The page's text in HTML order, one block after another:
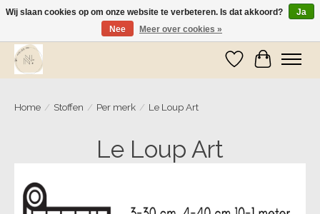
Wij zijn op vakantie! Vanaf zaterdag 9 mei worden er weer pakketjes verzonden
Verlanglijst
Home / Stoffen / Per merk / Le Loup Art
Le Loup Art
Wij slaan cookies op om onze website te verbeteren. Is dat akkoord?
Ja
Nee
Meer over cookies »